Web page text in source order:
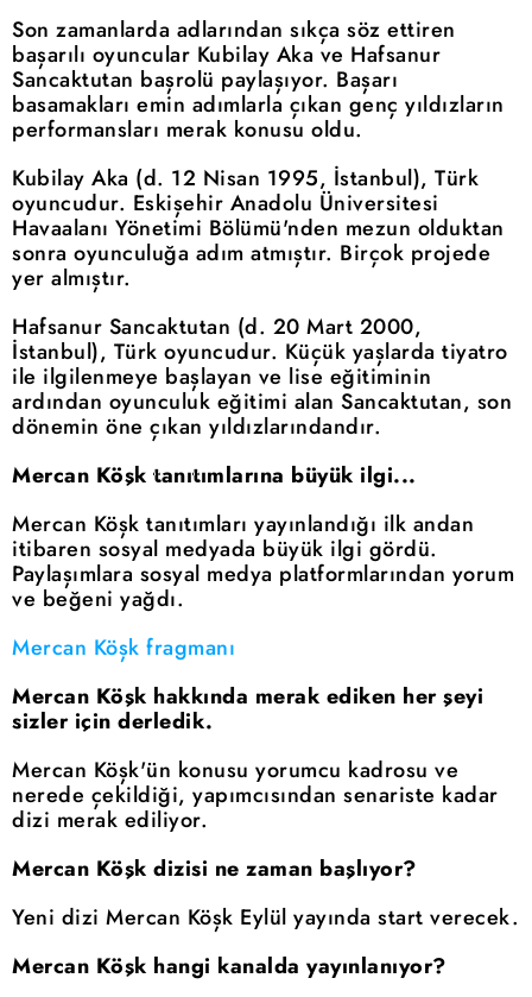
Son zamanlarda adlarından sıkça söz ettiren
başarılı oyuncular Kubilay Aka ve Hafsanur
Sancaktutan başrolü paylaşıyor. Başarı
basamakları emin adımlarla çıkan genç yıldızların
performansları merak konusu oldu.
Kubilay Aka (d. 12 Nisan 1995, İstanbul), Türk
oyuncudur. Eskişehir Anadolu Üniversitesi
Havaalanı Yönetimi Bölümü'nden mezun olduktan
sonra oyunculuğa adım atmıştır. Birçok projede
yer almıştır.
Hafsanur Sancaktutan (d. 20 Mart 2000,
İstanbul), Türk oyuncudur. Küçük yaşlarda tiyatro
ile ilgilenmeye başlayan ve lise eğitiminin
ardından oyunculuk eğitimi alan Sancaktutan, son
dönemin öne çıkan yıldızlarındandır.
Mercan Köşk tanıtımlarına büyük ilgi...
Mercan Köşk tanıtımları yayınlandığı ilk andan
itibaren sosyal medyada büyük ilgi gördü.
Paylaşımlara sosyal medya platformlarından yorum
ve beğeni yağdı.
Mercan Köşk fragmanı
Mercan Köşk hakkında merak ediken her şeyi
sizler için derledik.
Mercan Köşk'ün konusu yorumcu kadrosu ve
nerede çekildiği, yapımcısından senariste kadar
dizi merak ediliyor.
Mercan Köşk dizisi ne zaman başlıyor?
Yeni dizi Mercan Köşk Eylül yayında start verecek.
Mercan Köşk hangi kanalda yayınlanıyor?